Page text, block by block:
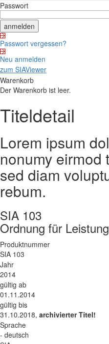
Passwort
Passwort vergessen?
Neu anmelden
zum SIAViewer
Warenkorb
Der Warenkorb ist leer.
Titeldetail
Lorem ipsum
nonumy eirmod
sed diam
rebum.
SIA 103
Ordnung für
Produktnummer
SIA 103
Jahr
2014
gültig ab
01.11.2014
gültig bis
31.10.2018, archivierter Titel!
Sprache
- deutsch